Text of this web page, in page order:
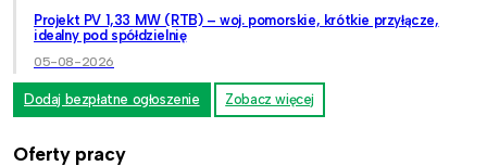
Projekt PV 1,33 MW (RTB) – woj. pomorskie, krótkie przyłącze,
idealny pod spółdzielnię
05-08-2026
Dodaj bezpłatne ogłoszenie Zobacz więcej
Oferty pracy